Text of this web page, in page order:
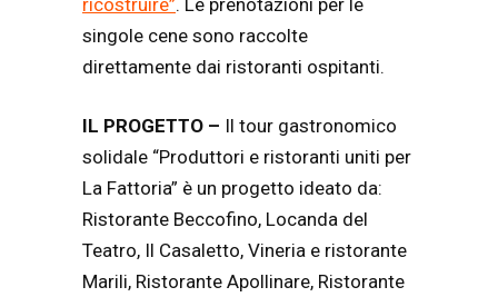
singole cene sono raccolte
direttamente dai ristoranti ospitanti.
IL PROGETTO – Il tour gastronomico
solidale “Produttori e ristoranti uniti per
La Fattoria” è un progetto ideato da:
Ristorante Beccofino, Locanda del
Teatro, Il Casaletto, Vineria e ristorante
Marili, Ristorante Apollinare, Ristorante